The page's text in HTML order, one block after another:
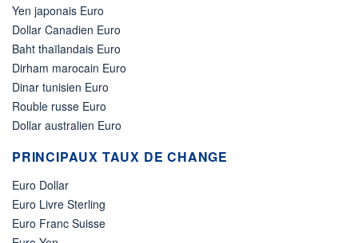
Yen japonais Euro
Dollar Canadien Euro
Baht thaïlandais Euro
Dirham marocain Euro
Dinar tunisien Euro
Rouble russe Euro
Dollar australien Euro
PRINCIPAUX TAUX DE CHANGE
Euro Dollar
Euro Livre Sterling
Euro Franc Suisse